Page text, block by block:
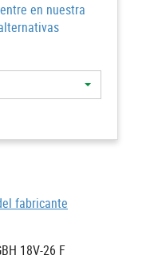
en nuestra
fabricante
18V-26 F